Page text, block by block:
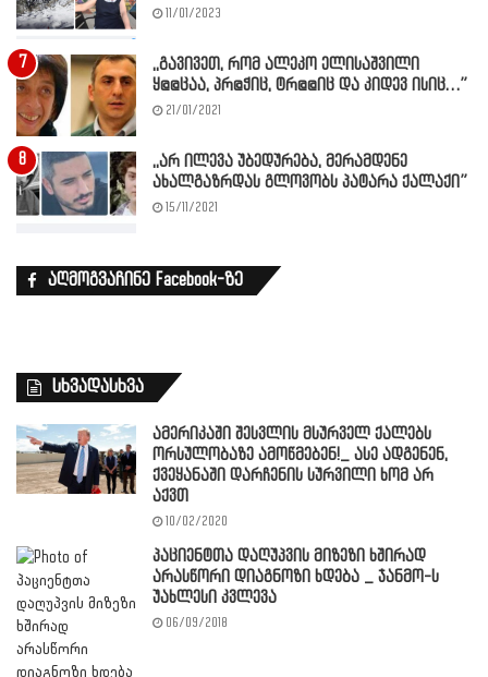
11/01/2023
,,გავივეთ, რომ ალეკო ელისაშვილი
ყ@@ცაა, პრ@ჭიც, ტრ@@იც და კიდევ ისიც…”
21/01/2021
,,არ ილევა უბედურება, მერამდენე
ახალგაზრდას გლოვობს პატარა ქალაქი”
15/11/2021
აღმოგვაჩინე Facebook-ზე
სხვადასხვა
ამერიკაში შესვლის მსურველ ქალებს
ორსულობაზე ამოწმებენ!_ ასე ადგენენ,
ქვეყანაში დარჩენის სურვილი ხომ არ
აქვთ
10/02/2020
პაციენტთა დაღუპვის მიზეზი ხშირად
არასწორი დიაგნოზი ხდება _ ჯანმო-ს
უახლესი კვლევა
06/09/2018